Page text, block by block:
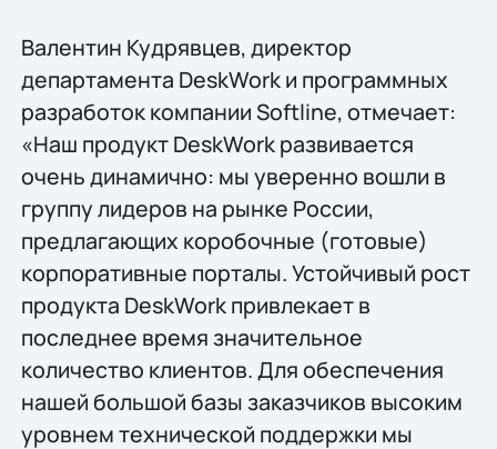
Валентин Кудрявцев, директор
департамента DeskWork и программных
разработок компании Softline, отмечает:
«Наш продукт DeskWork развивается
очень динамично: мы уверенно вошли в
группу лидеров на рынке России,
предлагающих коробочные (готовые)
корпоративные порталы. Устойчивый рост
продукта DeskWork привлекает в
последнее время значительное
количество клиентов. Для обеспечения
нашей большой базы заказчиков высоким
уровнем технической поддержки мы